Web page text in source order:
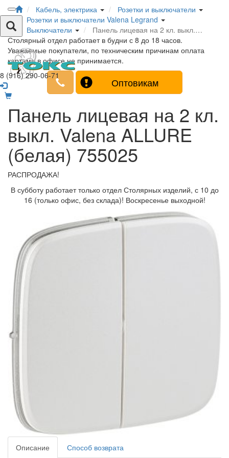
8 (916) 290-06-71
Кабель, электрика
Розетки и выключатели
Розетки и выключатели Valena Legrand
Выключатели
Панель лицевая на 2 кл. выкл.…
Столярный отдел работает в будни с 8 до 18 часов.
Уважаемые покупатели, по техническим причинам оплата
картами в офисе не принимается.
Оптовикам
Панель лицевая на 2 кл.
выкл. Valena ALLURE
(белая) 755025
РАСПРОДАЖА!
В субботу работает только отдел Столярных изделий, с 10 до
16 (только офис, без склада)! Воскресенье выходной!
Описание Способ возврата